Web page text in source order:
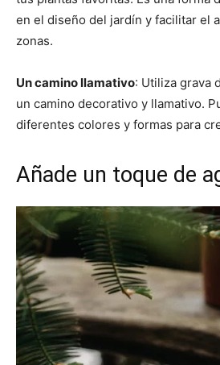
en el diseño del jardín y facilitar el
zonas.
Un camino llamativo: Utiliza grava
un camino decorativo y llamativo.
diferentes colores y formas para
Añade un toque de